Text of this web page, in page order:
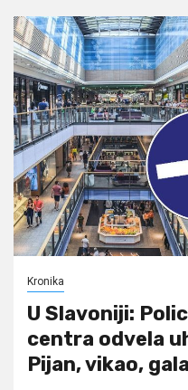
Kronika
U Slavoniji:
centra odvela
Pijan, vikao,